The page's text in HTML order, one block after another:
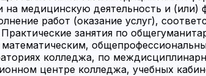
на медицинскую деятельность и (или)
работ (оказание услуг),
занятия по
колледжа, по
центре колледжа, учебных